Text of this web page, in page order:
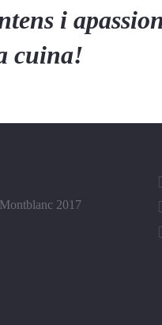
i
cuina!
2017